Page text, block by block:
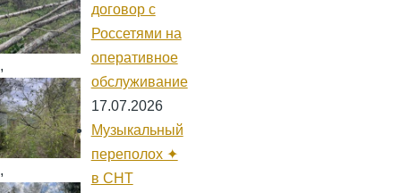
,
,
договор с
Россетями на
оперативное
обслуживание
17.07.2026
Музыкальный
переполох ✦
в СНТ